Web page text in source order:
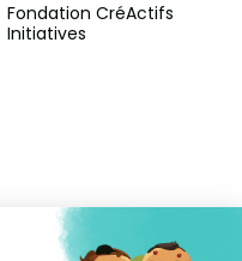
Fondation CréActifs
Initiatives